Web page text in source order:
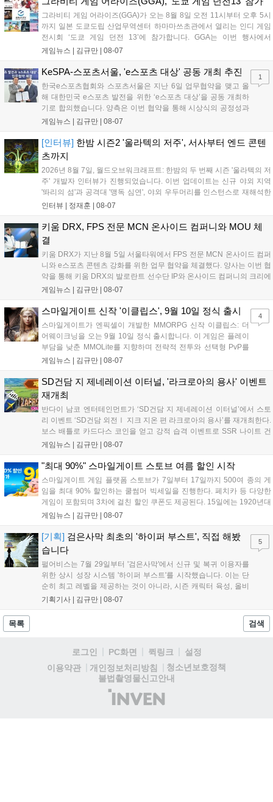
그라비티 게임 어라이즈(GGA)가 오는 8월 8일 오전 11시부터 오후 5시
까지 일본 도쿄도립 산업무역센터 하마마쓰초관에서 열리는 인디 게임
전시회 ‘도쿄 게임 던전 13’에 참가합니다. GGA는 이번 행사에서
‘JALECO ARCADE COLLECTION’ 시리즈의 미공개 작품 12종을 최초
입니다. 시연 참여 관람객에게는 선착순으로 특별 굿즈를 증정하며, 인
디 게임 생태계 활성화와 신규 타이틀 반응 확인을 목표로 합니다....
게임뉴스 | 김규만 08-07
KeSPA-스포츠서울, 'e스포츠 대상' 공동 개최 추진
한국e스포츠협회와 스포츠서울은 지난 6일 업무협약을 맺고 올
해 대한민국 e스포츠 발전을 위한 ‘e스포츠 대상’을 공동 개최하
기로 합의했습니다. 양측은 이번 협약을 통해 시상식의 공정성과
전문성을 강화하고 MZ세대를 겨냥한 미디어 영향력을 확대해 e
김영만 회장은 10년 만에 재추진되는 이번 시상식이 e스포츠의
성과와 가치를 널리 알리는 권위 있는 행사가 되도록 노력하겠다
고 밝혔습니다....
게임뉴스 | 김규만 08-07
1
[인터뷰] 한밤 시즌2 '울라텍의 저주', 서사부터 엔드 콘텐
츠까지
2026년 8월 7일, 월드오브워크래프트: 한밤의 두 번째 시즌 '울라텍의 저
주' 개발자 인터뷰가 진행되었습니다. 이번 업데이트는 신규 야외 지역
'똬리의 섬'과 공격대 '맹독 심연', 야외 우두머리를 인스턴스로 재해석한
'소굴'을 포함합니다. 개발진은 하우징 시스템 개선 및 신화+ 던전 로테이
를 표했습니다....
인터뷰 | 정재훈 08-07
키움 DRX, FPS 전문 MCN 온사이드 컴퍼니와 MOU 체
결
키움 DRX가 지난 8월 5일 서울타워에서 FPS 전문 MCN 온사이드 컴퍼
니와 e스포츠 콘텐츠 강화를 위한 업무 협약을 체결했다. 양사는 이번 협
약을 통해 키움 DRX의 발로란트 선수단 IP와 온사이드 컴퍼니의 크리에
이터 네트워크를 결합하여 정규 및 특별 콘텐츠를 공동 기획한다. 또한
오프라인 연계 프로그램을 순차적으로 선보이며 e스포츠 생태계 확장에
나설 계획이다....
게임뉴스 | 김규만 08-07
스마일게이트 신작 '이클립스', 9월 10일 정식 출시
스마일게이트가 엔픽셀이 개발한 MMORPG 신작 이클립스: 더
어웨이크닝을 오는 9월 10일 정식 출시합니다. 이 게임은 플레이
부담을 낮춘 MMOLite를 지향하며 전략적 전투와 선택형 PvP를
특징으로 합니다. 현재 공식 홈페이지와 앱 마켓에서 사전등록을
니다. 또한 카카오톡 채널 추가 시 주차별 스페셜 쿠폰과 한정 스
킨, 경품 이벤트 등 풍성한 혜택을 마련해 이용자들의 기대를 모
으고 있습니다....
게임뉴스 | 김규만 08-07
4
SD건담 지 제네레이션 이터널, '라크로아의 용사' 이벤트
재개최
반다이 남코 엔터테인먼트가 ‘SD건담 지 제네레이션 이터널’에서 스토
리 이벤트 ‘SD건담 외전Ⅰ 지크 지온 편 라크로아의 용사’를 재개최한다.
보스 배틀로 카드다스 코인을 얻고 강적 습격 이벤트로 SSR 나이트 건
담을 획득할 수 있다. 로그인 보너스로 최대 다이아 3,000개를 지급하며,
원 증정한다. 또한 9월 30일까지 공식 유튜브에서 특별 프로그램을 시청
할 수 있다....
게임뉴스 | 김규만 08-07
"최대 90%" 스마일게이트 스토브 여름 할인 시작
스마일게이트 게임 플랫폼 스토브가 7일부터 17일까지 500여 종의 게
임을 최대 90% 할인하는 쿨썸머 빅세일을 진행한다. 페치카 등 다양한
게임이 포함되며 3차에 걸친 할인 쿠폰도 제공된다. 15일에는 1920년대
경성 배경의 신작 그날의 신문이 출시되며, 15일부터 17일까지는 국내
은 공식 페이지에서 확인 가능하다....
게임뉴스 | 김규만 08-07
[기획] 검은사막 최초의 '하이퍼 부스트', 직접 해봤
습니다
펄어비스는 7월 29일부터 '검은사막'에서 신규 및 복귀 이용자를
위한 상시 성장 시스템 '하이퍼 부스트'를 시작했습니다. 이는 단
순히 최고 레벨을 제공하는 것이 아니라, 시즌 캐릭터 육성, 올비
아 아카데미 수료, 아침의 나라 설화 진행 등 4단계 과정을 통해
용자는 과제를 완수하며 동(V) 투발라 장비와 검은별 무기, 카라
기획기사 | 김규만 08-07
5
목록 검색
로그인 PC화면 퀵링크
설정
이용약관
개인정보처리방침
청소년보호정책
불법촬영물신고안내
(주)
인